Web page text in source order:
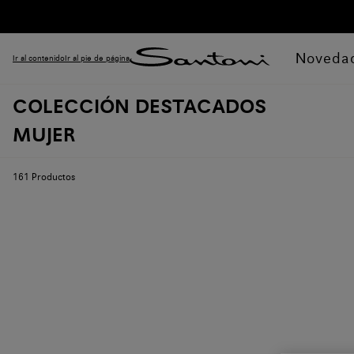
Ir al contenidoIr al pie de página
COLECCIÓN DESTACADOS
MUJER
161 Productos